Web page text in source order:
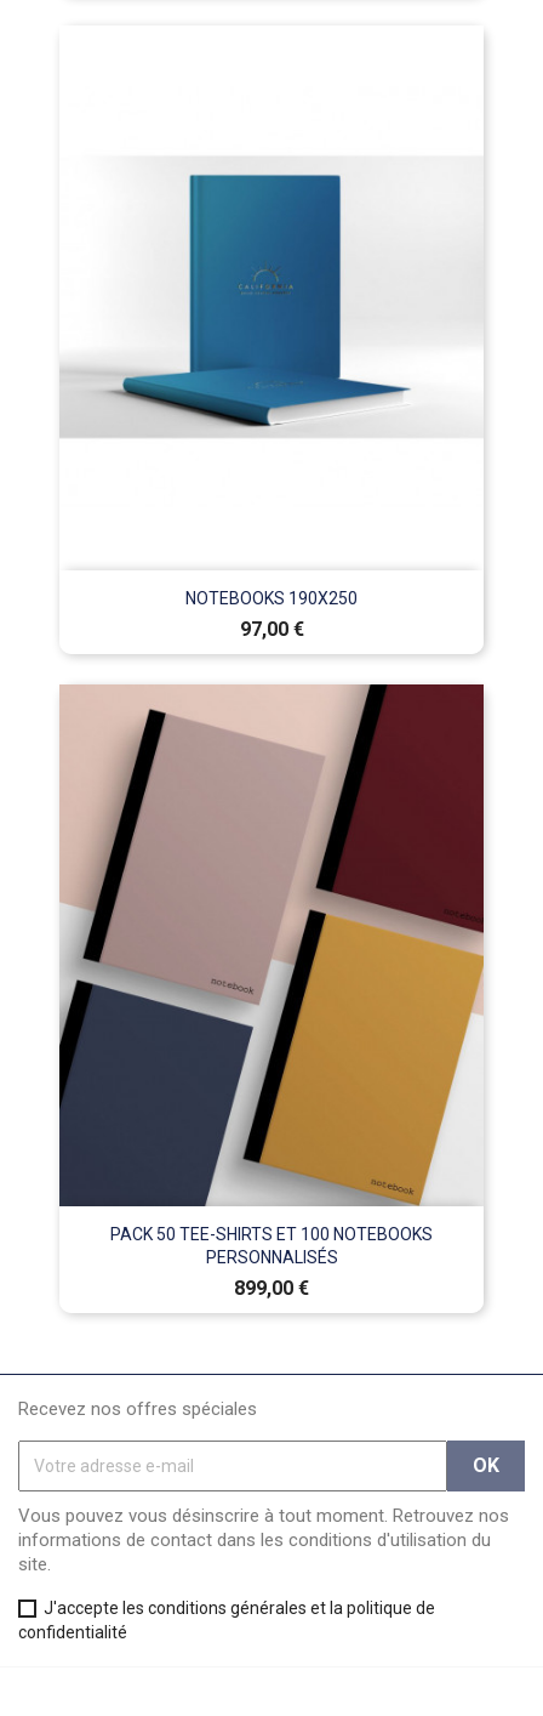
NOTEBOOKS 190X250
Prix
97,00 €
PACK 50 TEE-SHIRTS ET 100 NOTEBOOKS
PERSONNALISÉS
Prix
899,00 €
Recevez nos offres spéciales
Vous pouvez vous désinscrire à tout moment. Retrouvez nos
informations de contact dans les conditions d'utilisation du
site.
J'accepte les conditions générales et la politique de
confidentialité